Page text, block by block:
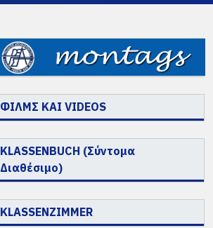
ΦΙΛΜΣ ΚΑΙ VIDEOS
KLASSENBUCH (Σύντομα
Διαθέσιμο)
KLASSENZIMMER